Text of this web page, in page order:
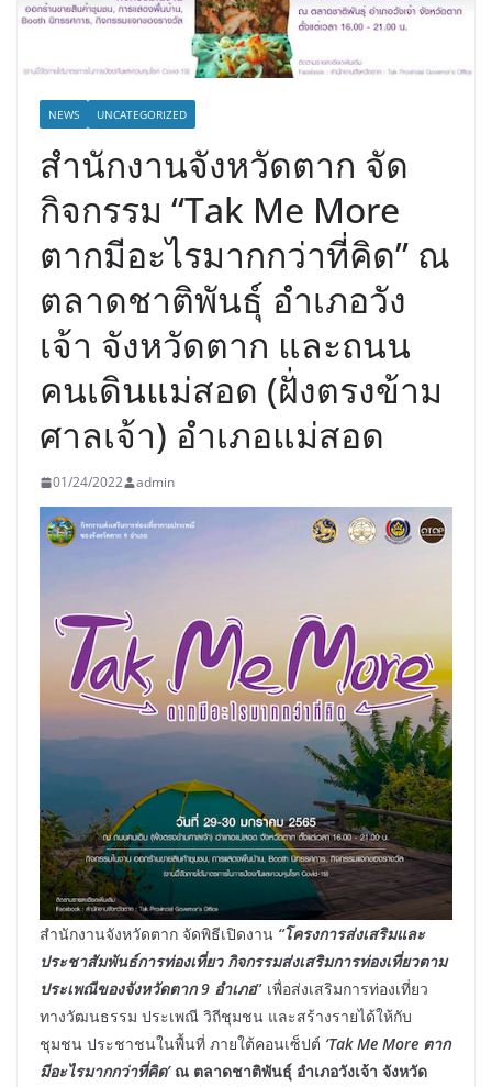
NEWS UNCATEGORIZED
สำนักงานจังหวัดตาก จัด
กิจกรรม “Tak Me More
ตากมีอะไรมากกว่าที่คิด” ณ
ตลาดชาติพันธุ์ อำเภอวัง
เจ้า จังหวัดตาก และถนน
คนเดินแม่สอด (ฝั่งตรงข้าม
ศาลเจ้า) อำเภอแม่สอด
01/24/2022 admin
สำนักงานจังหวัดตาก จัดพิธีเปิดงาน “โครงการส่งเสริมและ
ประชาสัมพันธ์การท่องเที่ยว กิจกรรมส่งเสริมการท่องเที่ยวตาม
ประเพณีของจังหวัดตาก 9 อำเภอ” เพื่อส่งเสริมการท่องเที่ยว
ทางวัฒนธรรม ประเพณี วิถีชุมชน และสร้างรายได้ให้กับ
ชุมชน ประชาชนในพื้นที่ ภายใต้คอนเซ็ปต์ ‘Tak Me More ตาก
มีอะไรมากกว่าที่คิด’ ณ ตลาดชาติพันธุ์ อำเภอวังเจ้า จังหวัด